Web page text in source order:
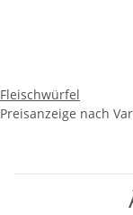
Fleischwürfel
Preisanzeige nach